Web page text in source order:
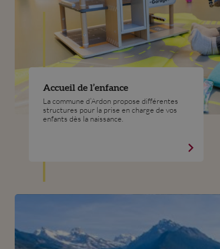
Accueil de l’enfance
La commune d’Ardon propose différentes
structures pour la prise en charge de vos
enfants dès la naissance.